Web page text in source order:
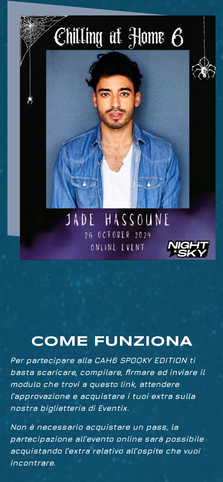
COME FUNZIONA
Per partecipare alla CAH6 SPOOKY EDITION ti
basta scaricare, compilare, firmare ed inviare il
modulo che trovi a questo link, attendere
l’approvazione e acquistare i tuoi extra sulla
nostra biglietteria di Eventix.
Non è necessario acquistare un pass, la
partecipazione all’evento online sarà possibile
acquistando l’extra relativo all’ospite che vuoi
incontrare.